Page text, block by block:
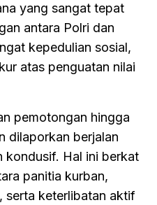
yang sangat tepat
antara Polri dan
kepedulian sosial,
atas penguatan nilai
pemotongan hingga
dilaporkan berjalan
kondusif. Hal ini berkat
panitia kurban,
serta keterlibatan aktif